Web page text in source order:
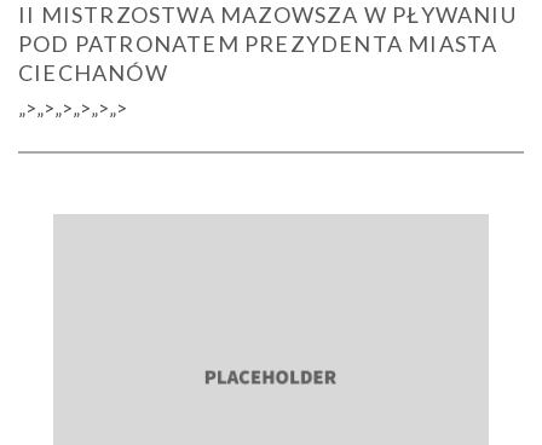
II MISTRZOSTWA MAZOWSZA W PŁYWANIU
POD PATRONATEM PREZYDENTA MIASTA
CIECHANÓW
„>„>„>„>„>„>